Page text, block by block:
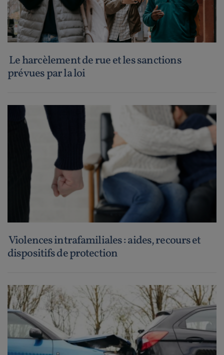
Le harcèlement de rue et les sanctions
prévues par la loi
Violences intrafamiliales : aides, recours et
dispositifs de protection